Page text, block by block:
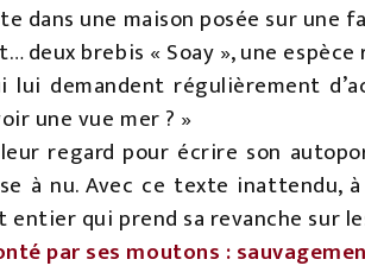
dans une maison posée sur une
deux brebis « Soay », une espèce
lui demandent régulièrement
une vue mer ? »
regard pour écrire son
à nu. Avec ce texte
qui prend sa revanche sur
par ses moutons :